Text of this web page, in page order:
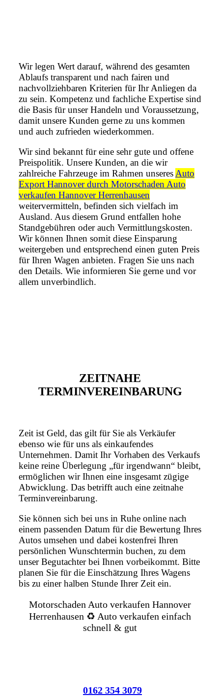
Wir legen Wert darauf, während des gesamten
Ablaufs transparent und nach fairen und
nachvollziehbaren Kriterien für Ihr Anliegen da
zu sein. Kompetenz und fachliche Expertise sind
die Basis für unser Handeln und Voraussetzung,
damit unsere Kunden gerne zu uns kommen
und auch zufrieden wiederkommen.
Wir sind bekannt für eine sehr gute und offene
Preispolitik. Unsere Kunden, an die wir
zahlreiche Fahrzeuge im Rahmen unseres Auto
Export Hannover durch Motorschaden Auto
verkaufen Hannover Herrenhausen
weitervermitteln, befinden sich vielfach im
Ausland. Aus diesem Grund entfallen hohe
Standgebühren oder auch Vermittlungskosten.
Wir können Ihnen somit diese Einsparung
weitergeben und entsprechend einen guten Preis
für Ihren Wagen anbieten. Fragen Sie uns nach
den Details. Wie informieren Sie gerne und vor
allem unverbindlich.
ZEITNAHE
TERMINVEREINBARUNG
Zeit ist Geld, das gilt für Sie als Verkäufer
ebenso wie für uns als einkaufendes
Unternehmen. Damit Ihr Vorhaben des Verkaufs
keine reine Überlegung „für irgendwann“ bleibt,
ermöglichen wir Ihnen eine insgesamt zügige
Abwicklung. Das betrifft auch eine zeitnahe
Terminvereinbarung.
Sie können sich bei uns in Ruhe online nach
einem passenden Datum für die Bewertung Ihres
Autos umsehen und dabei kostenfrei Ihren
persönlichen Wunschtermin buchen, zu dem
unser Begutachter bei Ihnen vorbeikommt. Bitte
planen Sie für die Einschätzung Ihres Wagens
bis zu einer halben Stunde Ihrer Zeit ein.
Motorschaden Auto verkaufen Hannover
Herrenhausen ♻️ Auto verkaufen einfach
schnell & gut
0162 354 3079